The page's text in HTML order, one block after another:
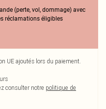
(perte, vol, dommage) avec
réclamations éligibles
UE ajoutés lors du paiement.
consulter notre politique de